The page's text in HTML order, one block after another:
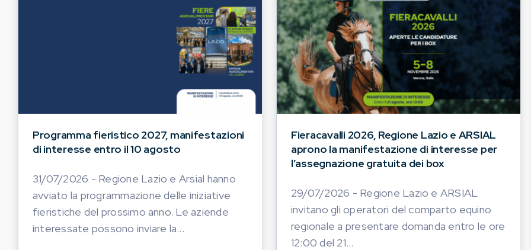
Programma fieristico 2027, manifestazioni
di interesse entro il 10 agosto
31/07/2026 - Regione Lazio e Arsial hanno
avviato la programmazione delle iniziative
fieristiche del prossimo anno. Le aziende
interessate possono inviare la...
Fieracavalli 2026, Regione Lazio e ARSIAL
aprono la manifestazione di interesse per
l’assegnazione gratuita dei box
29/07/2026 - Regione Lazio e ARSIAL
invitano gli operatori del comparto equino
regionale a presentare domanda entro le ore
12:00 del 21...